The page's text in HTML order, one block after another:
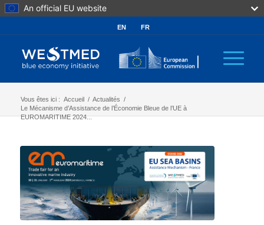
An official EU website
EN FR
Vous êtes ici : Accueil / Actualités /
Le Mécanisme d’Assistance de l’Économie Bleue de l’UE à
EUROMARITIME 2024...